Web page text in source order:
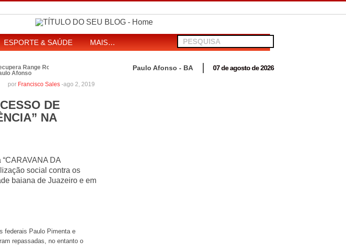
ESPORTE & SAÚDE MAIS…
★ PM prende foragido, fecha ponto de tráfico e apreende mais de R$ 11 mil em Paulo Afonso
comunidade Pataxó na Bahia
Paulo Afonso - BA 07 de agosto de 2026
ago 2, 2019
por Francisco Sales -
DE
NA
DA
social contra os
baiana de Juazeiro e em
federais Paulo Pimenta e
repassadas, no entanto o